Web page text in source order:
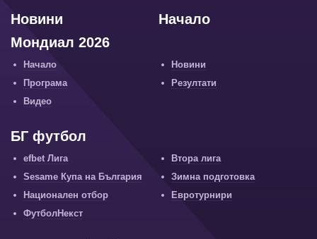
Начало
Новини
Мондиал 2026
Начало
Новини
Програма
Резултати
Видео
БГ футбол
efbet Лига
Втора лига
Sesame Купа на България
Зимна подготовка
Национален отбор
Евротурнири
ФутболНекст